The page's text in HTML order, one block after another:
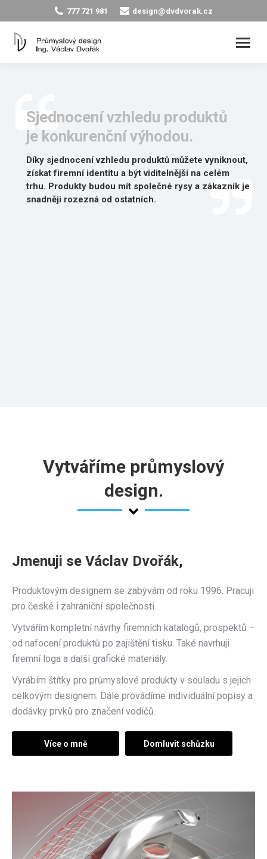
777 721 981 design@dvdvorak.cz
Sjednocení vzhledu produktů
je konkurenční výhodou.
Díky sjednocení vzhledu produktů můžete vyniknout,
získat firemní identitu a být viditelnější na celém
trhu. Produkty budou mít společné rysy a zákazník je
snadněji rozezná od ostatních.
Vytváříme průmyslový
design.
Jmenuji se Václav Dvořák,
Produktovým designem se zabývám od roku 1996. Pracuji
pro české i zahraniční společnosti.
Vytvářím kompletní návrhy firemních katalogů, prospektů –
od nafocení produktů po zajištění tisku. Také navrhuji
firemní loga a další grafické materiály.
Vyrábím štítky pro průmyslové produkty v souladu s jejich
celkovým designem. Dále provádíme individuální popisy a
dodávky prvků pro značení vodičů.
Více o mně Domluvit schůzku